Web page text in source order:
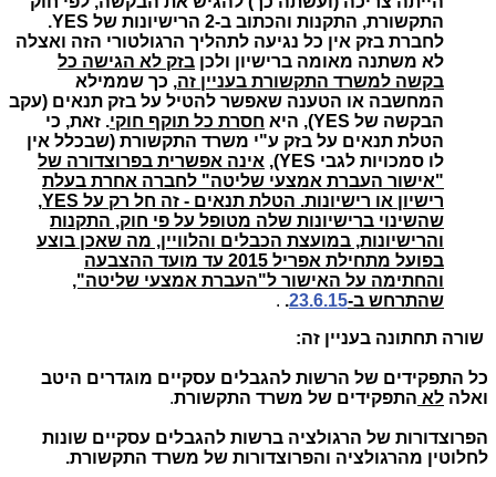
התקשורת, התקנות והכתוב ב-2 הרישיונות של YES.
לחברת בזק אין כל נגיעה לתהליך הרגולטורי הזה ואצלה
לא משתנה מאומה ברישיון ולכן בזק לא הגישה כל
בקשה למשרד התקשורת בעניין זה, כך שממילא
המחשבה או הטענה שאפשר להטיל על בזק תנאים (עקב
הבקשה של YES), היא
חסרת כל תוקף חוקי. זאת, כי
הטלת תנאים על בזק ע"י משרד התקשורת (שבכלל אין
לו סמכויות לגבי YES),
אינה אפשרית בפרוצדורה של
"אישור העברת אמצעי שליטה" לחברה אחרת בעלת
רישיון או רישיונות. הטלת תנאים - זה חל רק על YES,
שהשינוי ברישיונות שלה מטופל על פי חוק, התקנות
והרישיונות, במועצת הכבלים והלוויין, מה שאכן בוצע
בפועל מתחילת אפריל 2015 עד מועד ההצבעה
והחתימה על האישור ל"העברת אמצעי שליטה",
שהתרחש ב-23.6.15
.
.
שורה תחתונה בעניין זה:
כל התפקידים של הרשות להגבלים עסקיים מוגדרים היטב
ואלה לא התפקידים של משרד התקשורת.
הפרוצדורות של הרגולציה ברשות להגבלים עסקיים שונות
לחלוטין מהרגולציה והפרוצדורות של משרד התקשורת.